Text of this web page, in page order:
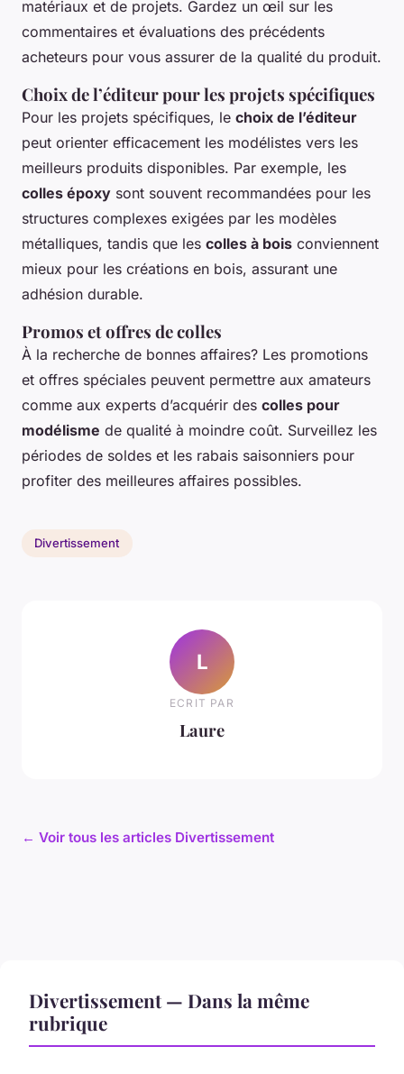
matériaux et de projets. Gardez un œil sur les
commentaires et évaluations des précédents
acheteurs pour vous assurer de la qualité du produit.
Choix de l’éditeur pour les projets spécifiques
Pour les projets spécifiques, le choix de l’éditeur
peut orienter efficacement les modélistes vers les
meilleurs produits disponibles. Par exemple, les
colles époxy sont souvent recommandées pour les
structures complexes exigées par les modèles
métalliques, tandis que les colles à bois conviennent
mieux pour les créations en bois, assurant une
adhésion durable.
Promos et offres de colles
À la recherche de bonnes affaires? Les promotions
et offres spéciales peuvent permettre aux amateurs
comme aux experts d’acquérir des colles pour
modélisme de qualité à moindre coût. Surveillez les
périodes de soldes et les rabais saisonniers pour
profiter des meilleures affaires possibles.
Divertissement
L
ECRIT PAR
Laure
← Voir tous les articles Divertissement
Divertissement — Dans la même
rubrique